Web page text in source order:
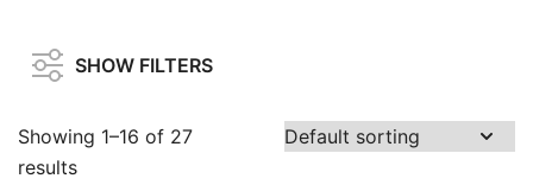
SHOW FILTERS
Showing 1–16 of 27
results